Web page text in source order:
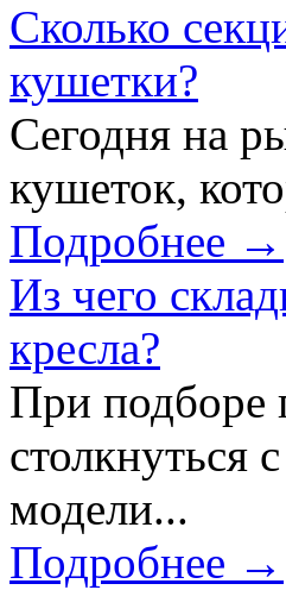
Сколько
кушетки?
Сегодня на
кушеток,
Подробнее →
Из чего
кресла?
При подборе
столкнуться
модели...
Подробнее →